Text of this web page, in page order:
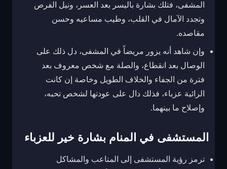
المشفى، فتلك بشارة باليسر بعد العسر، ونيل الفرص
وتجدد الآمال في القلب، وطيب مساعيه وحسن
مقاصده.
وإن شاهد أنه يزور مريضاً في المشفى، دل ذلك على
الوصال بعد انقطاع، والصلة مع شخص معروف بعد
فترة من الجفاء والخلاف الطويل وخاصة إن كانت
الرائية عزباء، فذلك دال على عودتها لشخص تحبه،
وإصلاح ما بينهما.
المستشفى في المنام بشارة خير للعزباء
ترمز رؤية المستشفى إلى المتاعب والمشاكل